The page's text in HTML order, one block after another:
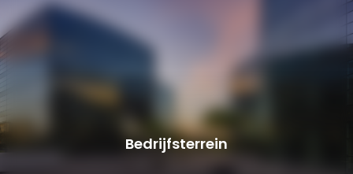
Bedrijfsterrein